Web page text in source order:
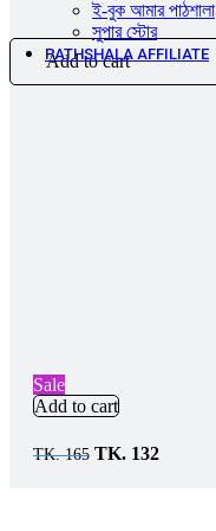
ই-বুক আমার পাঠশালা
সুপার ‍স্টোর
PATHSHALA AFFILIATE
Add to cart
Sale
Add to cart
TK.165 Original
TK. 132